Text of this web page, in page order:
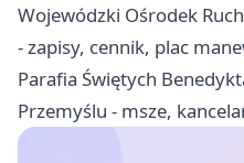
Wojewódzki Ośrodek
- zapisy, cennik, plac
Parafia Świętych
Przemyślu - msze,